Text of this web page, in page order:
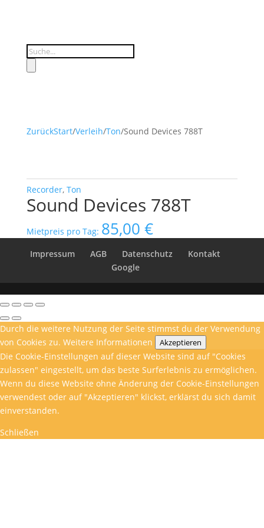
Products
search
ZurückStart/Verleih/Ton/Sound Devices 788T
Recorder, Ton
Sound Devices 788T
Mietpreis pro Tag: 85,00 €
Impressum AGB Datenschutz
Kontakt
Google
Durch die weitere Nutzung der Seite stimmst du der Verwendung
von Cookies zu. Weitere Informationen Akzeptieren
Die Cookie-Einstellungen auf dieser Website sind auf "Cookies
zulassen" eingestellt, um das beste Surferlebnis zu ermöglichen.
Wenn du diese Website ohne Änderung der Cookie-Einstellungen
verwendest oder auf "Akzeptieren" klickst, erklärst du sich damit
einverstanden.
Schließen